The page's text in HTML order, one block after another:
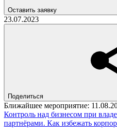
Оставить заявку
23.07.2023
Поделиться
Ближайшее мероприятие:
Контроль над бизнесом при
партнёрами. Как избежать